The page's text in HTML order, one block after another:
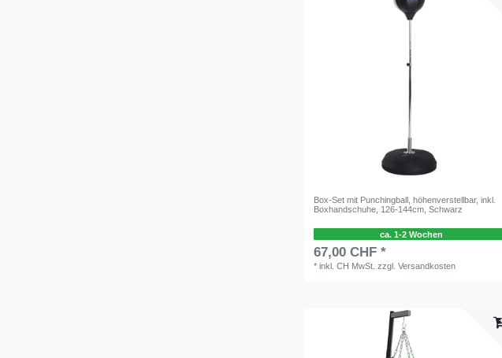
Box-Set mit Punchingball, höhenverstellbar, inkl.
Boxhandschuhe, 126-144cm, Schwarz
ca. 1-2 Wochen
67,00 CHF *
*inkl. CH MwSt. zzgl.Versandkosten